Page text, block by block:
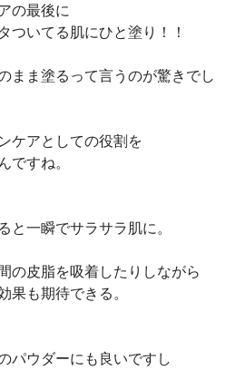
の最後に
ついてる肌にひと塗り！！
まま塗るって言うのが驚きでし
ケアとしての役割を
ですね。
と一瞬でサラサラ肌に。
の皮脂を吸着したりしながら
果も期待できる。
パウダーにも良いですし